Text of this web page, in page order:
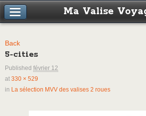
Ma Valise
Back
5-cities
Published février 12
at 330 × 529
in La sélection MVV des valises 2 roues